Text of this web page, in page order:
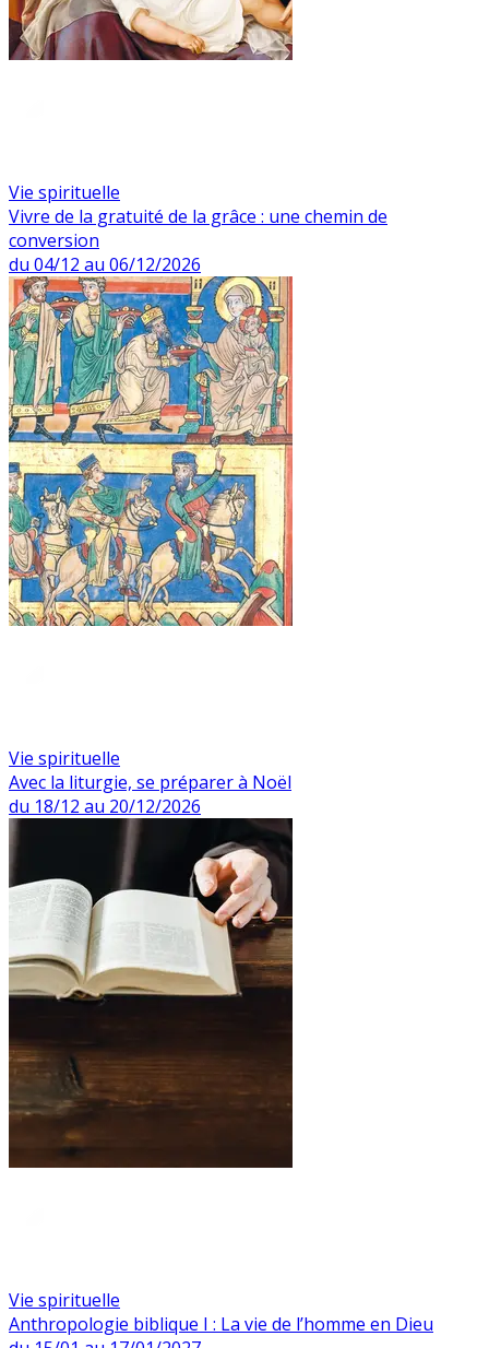
Vie spirituelle
Vivre de la gratuité de la grâce : une chemin de
conversion
du 04/12 au 06/12/2026
Vie spirituelle
Avec la liturgie, se préparer à Noël
du 18/12 au 20/12/2026
Vie spirituelle
Anthropologie biblique I : La vie de l’homme en Dieu